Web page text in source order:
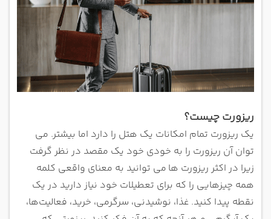
ریزورت چیست؟
یک ریزورت تمام امکانات یک هتل را دارد اما بیشتر. می
توان آن ریزورت را به خودی خود یک مقصد در نظر گرفت
زیرا در اکثر ریزورت ها می توانید به معنای واقعی کلمه
همه چیزهایی را که برای تعطیلات خود نیاز دارید در یک
نقطه پیدا کنید. غذا، نوشیدنی، سرگرمی، خرید، فعالیت‌ها،